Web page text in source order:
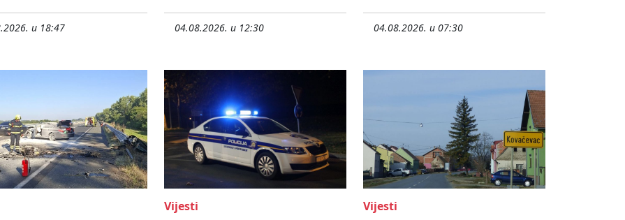
u 18:47 04.08.2026. u 12:30 04.08.2026. u 07:30
Vijesti Vijesti